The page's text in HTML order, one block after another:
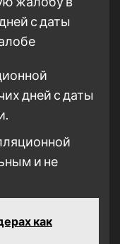
с даты
дней с даты
и не
как